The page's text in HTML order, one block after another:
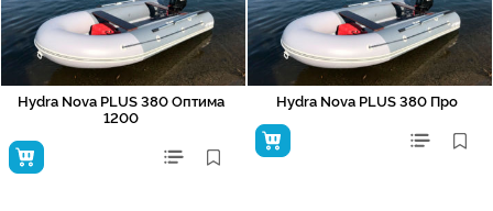
Hydra Nova PLUS 380 Оптима
1200
Hydra Nova PLUS 380 Про